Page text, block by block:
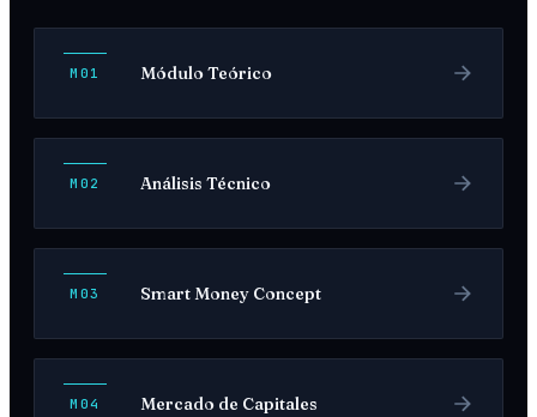
M01 Módulo Teórico
M02 Análisis Técnico
M03 Smart Money Concept
M04 Mercado de Capitales